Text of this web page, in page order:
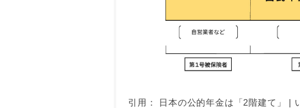
引用： 日本の公的年金は「2階建て」 |